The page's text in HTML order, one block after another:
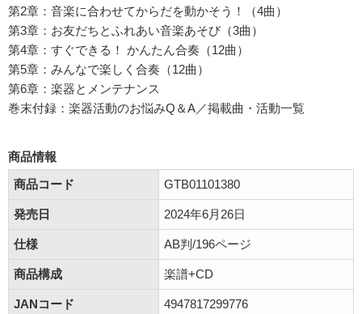
第2章：音楽に合わせてからだを動かそう！（4曲）
第3章：お友だちとふれあい音楽あそび（3曲）
第4章：すぐできる！ かんたん合奏（12曲）
第5章：みんなで楽しく合奏（12曲）
第6章：楽器とメンテナンス
巻末付録：楽器活動のお悩みQ＆A／掲載曲・活動一覧
商品情報
商品コード
GTB01101380
発売日 2024年6月26日
仕様 AB判/196ページ
商品構成 楽譜+CD
JANコード 4947817299776